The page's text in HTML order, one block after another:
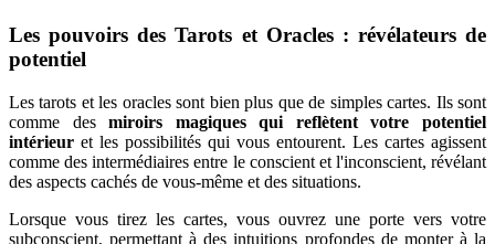
Les pouvoirs des Tarots et Oracles : révélateurs de
potentiel
Les tarots et les oracles sont bien plus que de simples cartes. Ils sont
comme desmiroirs magiques qui reflètent votre potentiel
intérieur et les possibilités qui vous entourent. Les cartes agissent
comme des intermédiaires entre le conscient et l'inconscient, révélant
des aspects cachés de vous-même et des situations.
Lorsque vous tirez les cartes, vous ouvrez une porte vers votre
subconscient, permettant à des intuitions profondes de monter à la